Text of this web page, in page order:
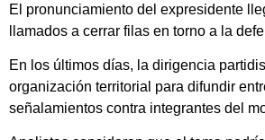
El pronunciamiento del expresidente
llamados a cerrar filas en torno a la
En los últimos días, la dirigencia
organización territorial para difundir
señalamientos contra integrantes del